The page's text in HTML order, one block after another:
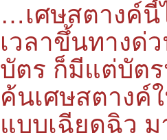
…เศษสตางค์นี้
เวลาขึ้นทางด่
บัตร ก็มีแต่บัต
ค้นเศษสตางค์
แบบเฉียดฉิว